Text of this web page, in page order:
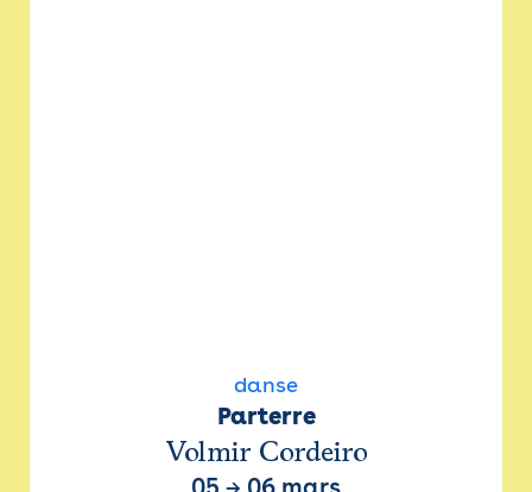
danse
Parterre
Volmir Cordeiro